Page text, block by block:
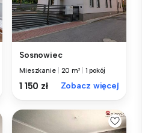
Sosnowiec
Mieszkanie 20 m² 1 pokój
1 150 zł Zobacz więcej